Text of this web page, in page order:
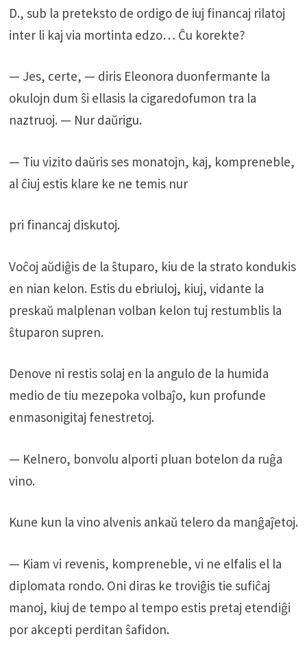
D., sub la preteksto de ordigo de iuj financaj rilatoj
inter li kaj via mortinta edzo… Ĉu korekte?
— Jes, certe, — diris Eleonora duonfermante la
okulojn dum ŝi ellasis la cigaredofumon tra la
naztruoj. — Nur daŭrigu.
— Tiu vizito daŭris ses monatojn, kaj, kompreneble,
al ĉiuj estis klare ke ne temis nur
pri financaj diskutoj.
Voĉoj aŭdiĝis de la ŝtuparo, kiu de la strato kondukis
en nian kelon. Estis du ebriuloj, kiuj, vidante la
preskaŭ malplenan volban kelon tuj restumblis la
ŝtuparon supren.
Denove ni restis solaj en la angulo de la humida
medio de tiu mezepoka volbaĵo, kun profunde
enmasonigitaj fenestretoj.
— Kelnero, bonvolu alporti pluan botelon da ruĝa
vino.
Kune kun la vino alvenis ankaŭ telero da manĝaĵetoj.
— Kiam vi revenis, kompreneble, vi ne elfalis el la
diplomata rondo. Oni diras ke troviĝis tie sufiĉaj
manoj, kiuj de tempo al tempo estis pretaj etendiĝi
por akcepti perditan ŝafidon.